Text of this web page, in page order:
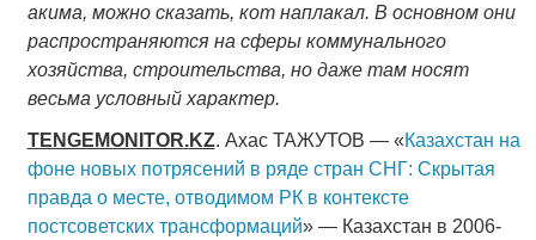
акима, можно сказать, кот наплакал. В основном они
распространяются на сферы коммунального
хозяйства, строительства, но даже там носят
весьма условный характер.
TENGEMONITOR.KZ. Ахас ТАЖУТОВ — «Казахстан на
фоне новых потрясений в ряде стран СНГ: Скрытая
правда о месте, отводимом РК в контексте
постсоветских трансформаций» — Казахстан в 2006-